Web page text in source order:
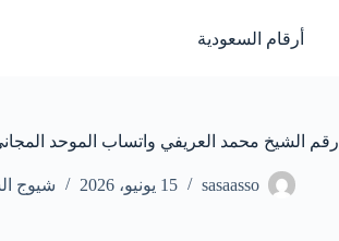
المحتوى
أرقام السعودية
رقم الشيخ محمد العريفي واتساب الموحد
sasaasso 15 يونيو، 2026 شيوج